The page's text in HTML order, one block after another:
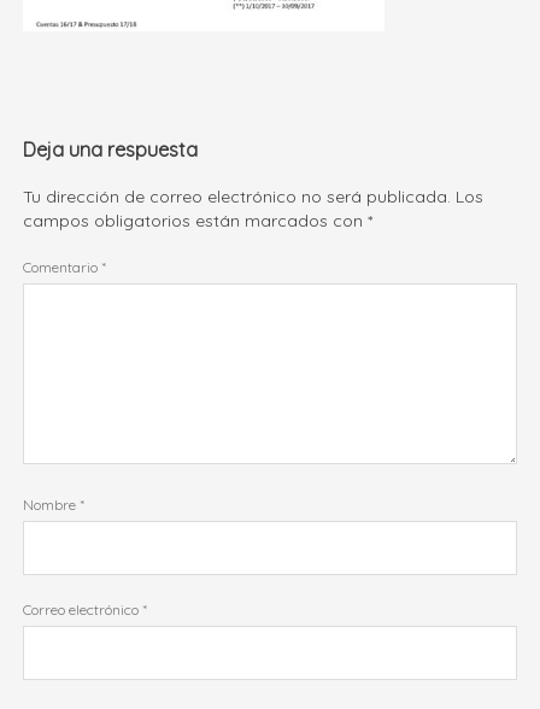
Deja una respuesta
Tu dirección de correo electrónico no será publicada. Los
campos obligatorios están marcados con*
Comentario *
Nombre *
Correo electrónico *